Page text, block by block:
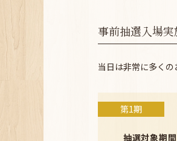
事前抽選入場
当日は非常に多く
第1期
抽選対象期間